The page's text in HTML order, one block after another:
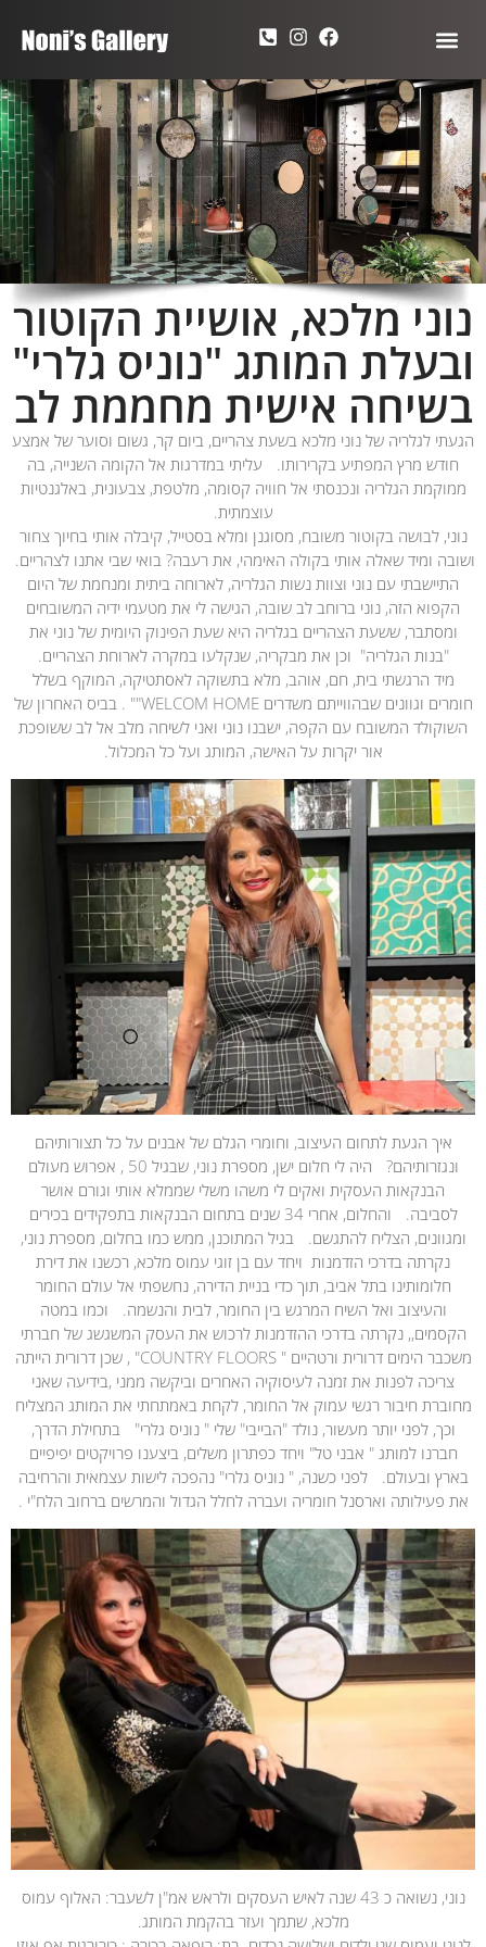
נוני מלכא, אושיית הקוטור
ובעלת המותג "נוניס גלרי"
בשיחה אישית מחממת לב
הגעתי לגלריה של נוני מלכא בשעת צהריים, ביום קר, גשום וסוער של אמצע
חודש מרץ המפתיע בקרירותו. עליתי במדרגות אל הקומה השנייה, בה
ממוקמת הגלריה ונכנסתי אל חוויה קסומה, מלטפת, צבעונית, באלגנטיות
עוצמתית.
נוני, לבושה בקוטור משובח, מסוגנן ומלא בסטייל, קיבלה אותי בחיוך צחור
ושובה ומיד שאלה אותי בקולה האימהי, את רעבה? בואי שבי אתנו לצהריים.
התיישבתי עם נוני וצוות נשות הגלריה, לארוחה ביתית ומנחמת של היום
הקפוא הזה, נוני ברוחב לב שובה, הגישה לי את מטעמי ידיה המשובחים
ומסתבר, ששעת הצהריים בגלריה היא שעת הפינוק היומית של נוני את
"בנות הגלריה" וכן את מבקריה, שנקלעו במקרה לארוחת הצהריים.
מיד הרגשתי בית, חם, אוהב, מלא בתשוקה לאסתטיקה, המוקף בשלל
חומרים וגוונים שבהווייתם משדרים WELCOM HOME"" . בביס האחרון של
השוקולד המשובח עם הקפה, ישבנו נוני ואני לשיחה מלב אל לב ששופכת
אור יקרות על האישה, המותג ועל כל המכלול.
איך הגעת לתחום העיצוב, וחומרי הגלם של אבנים על כל תצורותיהם
ונגזרותיהם? היה לי חלום ישן, מספרת נוני, שבגיל 50 , אפרוש מעולם
הבנקאות העסקית ואקים לי משהו משלי שממלא אותי וגורם אושר
לסביבה. והחלום, אחרי 34 שנים בתחום הבנקאות בתפקידים בכירים
ומגוונים, הצליח להתגשם. בגיל המתוכנן, ממש כמו בחלום, מספרת נוני,
נקרתה בדרכי הזדמנות ויחד עם בן זוגי עמוס מלכא, רכשנו את דירת
חלומותינו בתל אביב, תוך כדי בניית הדירה, נחשפתי אל עולם החומר
והעיצוב ואל השיח המרגש בין החומר, לבית והנשמה. וכמו במטה
הקסמים,, נקרתה בדרכי ההזדמנות לרכוש את העסק המשגשג של חברתי
משכבר הימים דרורית ורטהיים " COUNTRY FLOORS" , שכן דרורית הייתה
צריכה לפנות את זמנה לעיסוקיה האחרים וביקשה ממני ,בידיעה שאני
מחוברת חיבור רגשי עמוק אל החומר, לקחת באמתחתי את המותג המצליח
וכך, לפני יותר מעשור, נולד "הבייבי" שלי " נוניס גלרי" בתחילת הדרך,
חברנו למותג " אבני טל" ויחד כפתרון משלים, ביצענו פרויקטים יפיפיים
בארץ ובעולם. לפני כשנה, " נוניס גלרי" נהפכה לישות עצמאית והרחיבה
את פעילותה וארסנל חומריה ועברה לחלל הגדול והמרשים ברחוב הלח"י .
נוני, נשואה כ 43 שנה לאיש העסקים ולראש אמ"ן לשעבר: האלוף עמוס
מלכא, שתמך ועזר בהקמת המותג.